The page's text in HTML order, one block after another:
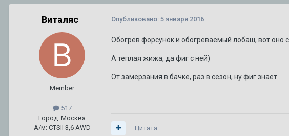
Виталяс
Member
517
Город: Москва
А/м: CTSII 3,6 AWD
Опубликовано: 5 января 2016
Обогрев форсунок и обогреваемый лобаш, вот оно
А теплая жижа, да фиг с ней)
От замерзания в бачке, раз в сезон, ну фиг знает.
Цитата